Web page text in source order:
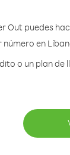
Out puedes
número en
o un plan